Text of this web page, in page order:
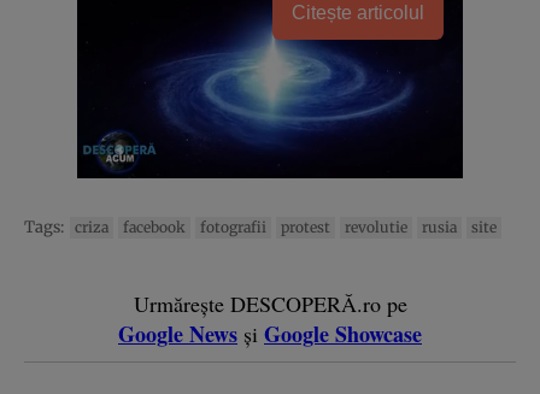
Citește articolul
Tags: criza facebook fotografii protest revolutie rusia site
Urmărește DESCOPERĂ.ro pe
Google News și Google Showcase